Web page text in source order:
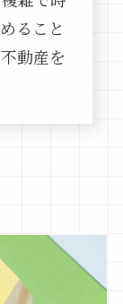
ること
動産を